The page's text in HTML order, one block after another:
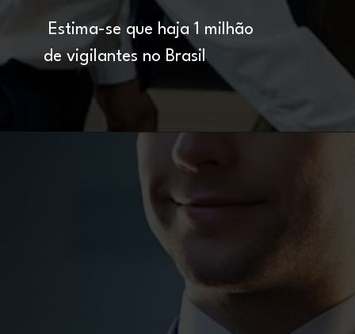
Estima-se que haja 1 milhão
de vigilantes no Brasil